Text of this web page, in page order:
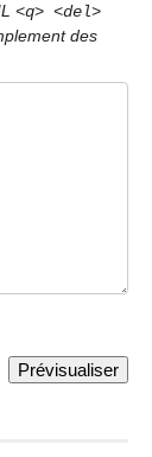
<q> <del>
des